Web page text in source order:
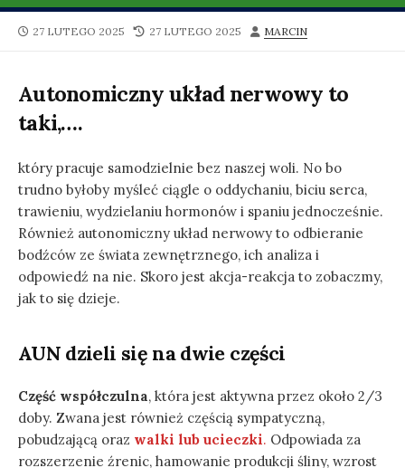
PUBLISHED
27 LUTEGO 2025
LAST
27 LUTEGO 2025 AUTHOR
MARCIN
Autonomiczny układ nerwowy to
taki,….
który pracuje samodzielnie bez naszej woli. No bo
trudno byłoby myśleć ciągle o oddychaniu, biciu serca,
trawieniu, wydzielaniu hormonów i spaniu jednocześnie.
Również autonomiczny układ nerwowy to odbieranie
bodźców ze świata zewnętrznego, ich analiza i
odpowiedź na nie. Skoro jest akcja-reakcja to zobaczmy,
jak to się dzieje.
AUN dzieli się na dwie części
Część współczulna, która jest aktywna przez około 2/3
doby. Zwana jest również częścią sympatyczną,
pobudzającą oraz walki lub ucieczki. Odpowiada za
rozszerzenie źrenic, hamowanie produkcji śliny, wzrost